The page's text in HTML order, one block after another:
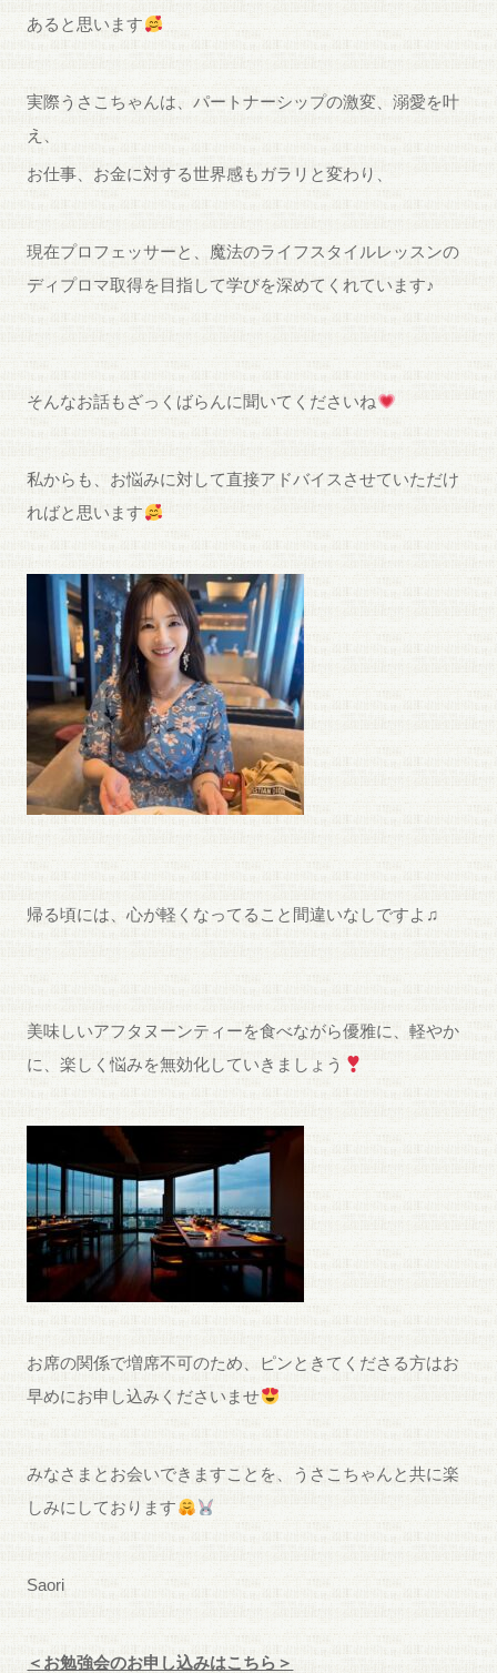
あると思います
実際うさこちゃんは、パートナーシップの激変、溺愛を叶
え、
お仕事、お金に対する世界感もガラリと変わり、
現在プロフェッサーと、魔法のライフスタイルレッスンの
ディプロマ取得を目指して学びを深めてくれています♪
そんなお話もざっくばらんに聞いてくださいね
私からも、お悩みに対して直接アドバイスさせていただけ
ればと思います
帰る頃には、心が軽くなってること間違いなしですよ♫
美味しいアフタヌーンティーを食べながら優雅に、軽やか
に、楽しく悩みを無効化していきましょう
お席の関係で増席不可のため、ピンときてくださる方はお
早めにお申し込みくださいませ
みなさまとお会いできますことを、うさこちゃんと共に楽
しみにしております
Saori
＜お勉強会のお申し込みはこちら＞